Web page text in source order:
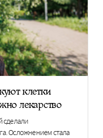
клетки
лекарство
сделали
Осложнением стала